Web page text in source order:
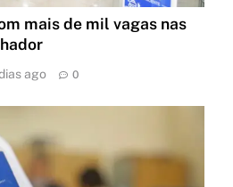
mais de mil vagas nas
ago 0